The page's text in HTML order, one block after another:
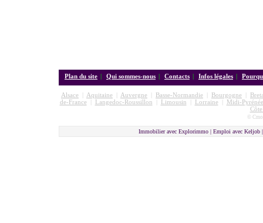
Plan du site | Qui sommes-nous | Contacts | Infos légales |
Alsace Aquitaine Auvergne Basse-Normandie Bourgogne
de-France| Langedoc-Roussillon Limousin Lorraine|
Midi-
©
Immobilier avec Explorimmo | Emploi avec Keljob